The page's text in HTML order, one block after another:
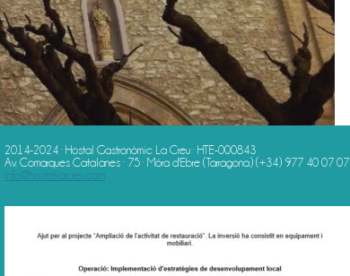
2014-2024 · Hostal Gastronòmic La Creu · HTE-000843
Av. Comarques Catalanes · 75 · Móra d'Ebre (Tarragona) (+34) 977 40 07 07
info@hostallacreu.com